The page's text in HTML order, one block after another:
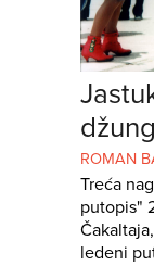
ROMAN
Treća
putopis"
ledeni